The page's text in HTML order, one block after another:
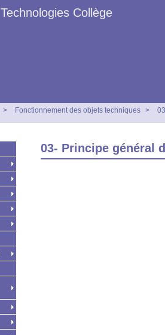
Technologies Collège
> Fonctionnement des objets techniques >
03- Principe général